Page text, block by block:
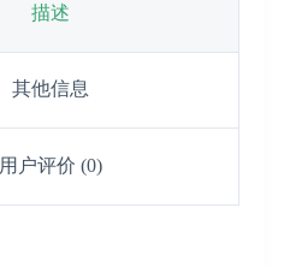
描述
其他信息
用户评价 (0)